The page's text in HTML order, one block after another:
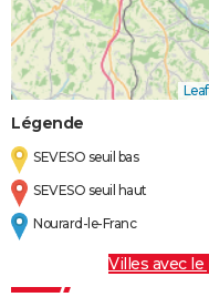
Légende
SEVESO seuil bas
SEVESO seuil haut
Nourard-le-Franc
Villes avec